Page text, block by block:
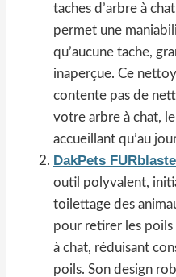
taches d’arbre à
permet une
qu’aucune tache,
inaperçue. Ce
contente pas de
votre arbre à chat,
accueillant qu’au
DakPets
outil polyvalent,
toilettage des
pour retirer les poils
à chat, réduisant
poils. Son design